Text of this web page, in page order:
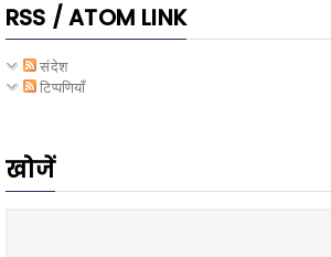
RSS / ATOM LINK
संदेश
टिप्पणियाँ
खोजें